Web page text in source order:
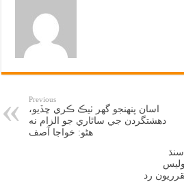
Previous
اسان پنهنجو گهر ٺيڪ ڪري ڇڏيو،
دهشتگردن جي ساٿاري جو الزام نه
هڻو: خواجا آصف
رد